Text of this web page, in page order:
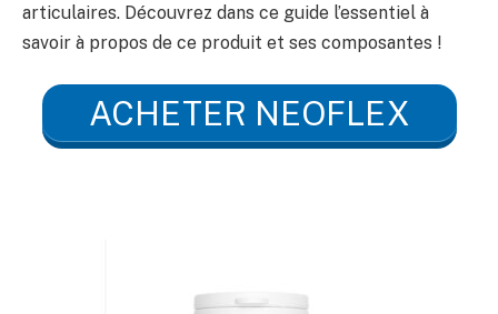
articulaires. Découvrez dans ce guide l’essentiel à
savoir à propos de ce produit et ses composantes !
ACHETER NEOFLEX